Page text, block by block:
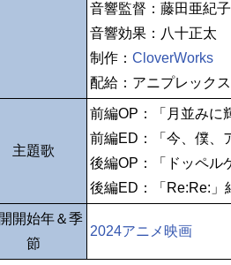
音響監督：藤田亜紀子
音響効果：八十正太
制作： CloverWorks
配給：アニプレックス
主題歌
前編OP：「月並みに
前編ED：「今、僕、
後編OP：「ドッペル
後編ED：「Re:Re:」
開始年＆季
節
2024アニメ映画